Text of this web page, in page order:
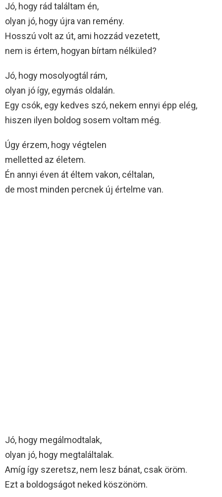
Jó, hogy rád találtam én,
olyan jó, hogy újra van remény.
Hosszú volt az út, ami hozzád vezetett,
nem is értem, hogyan bírtam nélküled?
Jó, hogy mosolyogtál rám,
olyan jó így, egymás oldalán.
Egy csók, egy kedves szó, nekem ennyi épp elég,
hiszen ilyen boldog sosem voltam még.
Úgy érzem, hogy végtelen
melletted az életem.
Én annyi éven át éltem vakon, céltalan,
de most minden percnek új értelme van.
Jó, hogy megálmodtalak,
olyan jó, hogy megtaláltalak.
Amíg így szeretsz, nem lesz bánat, csak öröm.
Ezt a boldogságot neked köszönöm.